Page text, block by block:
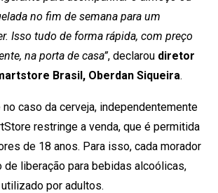
no fim de semana para um
Isso tudo de forma rápida, com preço
na porta de casa”, declarou diretor
Brasil, Oberdan Siqueira.
caso da cerveja, independentemente
restringe a venda, que é permitida
de 18 anos. Para isso, cada morador
de liberação para bebidas alcoólicas,
por adultos.